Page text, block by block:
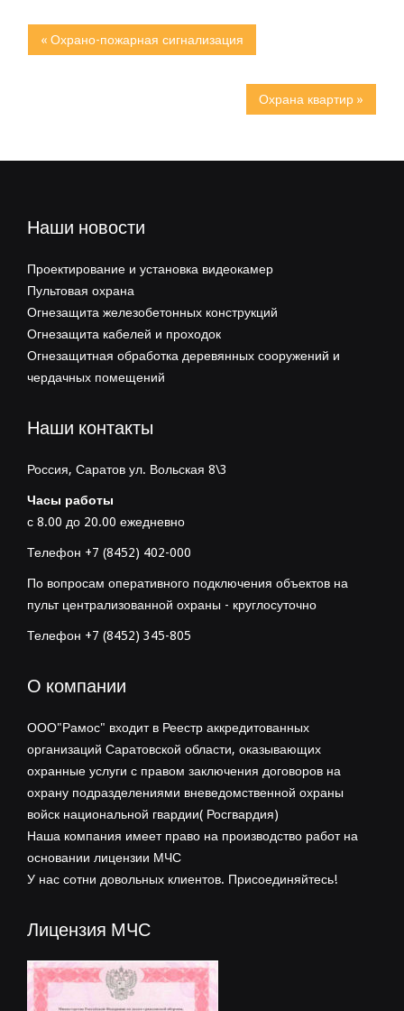
« Охрано-пожарная сигнализация
Охрана квартир »
Наши новости
Проектирование и установка видеокамер
Пультовая охрана
Огнезащита железобетонных конструкций
Огнезащита кабелей и проходок
Огнезащитная обработка деревянных сооружений и
чердачных помещений
Наши контакты
Россия, Саратов ул. Вольская 8\3
Часы работы
с 8.00 до 20.00 ежедневно
Телефон +7 (8452) 402-000
По вопросам оперативного подключения объектов на
пульт централизованной охраны - круглосуточно
Телефон +7 (8452) 345-805
О компании
ООО"Рамос" входит в Реестр аккредитованных
организаций Саратовской области, оказывающих
охранные услуги с правом заключения договоров на
охрану подразделениями вневедомственной охраны
войск национальной гвардии( Росгвардия)
Наша компания имеет право на производство работ на
основании лицензии МЧС
У нас сотни довольных клиентов. Присоединяйтесь!
Лицензия МЧС